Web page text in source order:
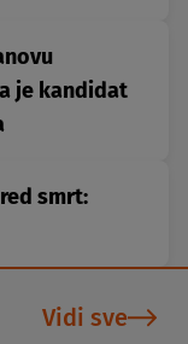
je kandidat
smrt:
Vidi sve